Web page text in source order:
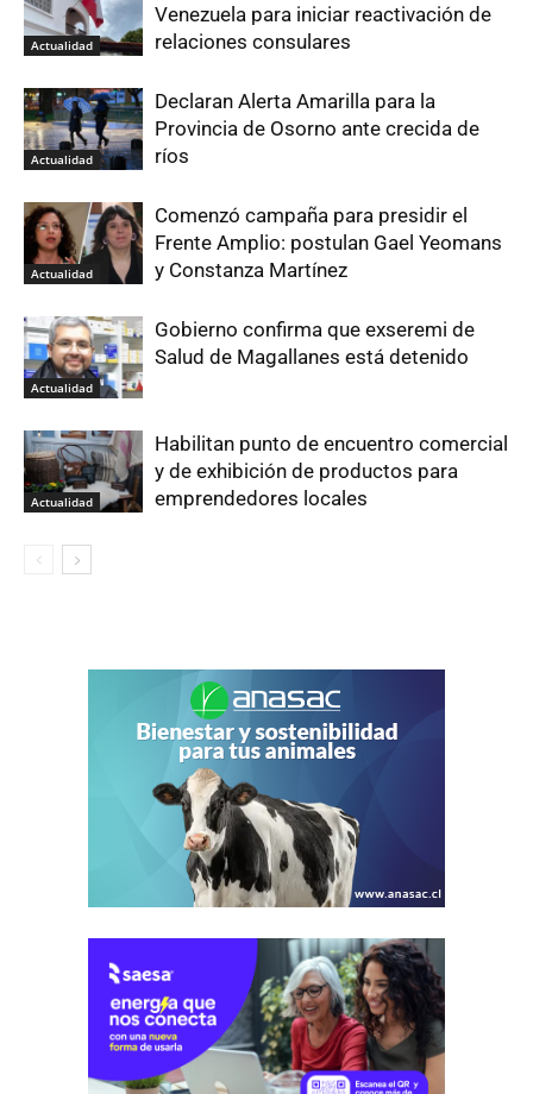
Actualidad
Venezuela para iniciar reactivación de
relaciones consulares
Actualidad
Declaran Alerta Amarilla para la
Provincia de Osorno ante crecida de
ríos
Actualidad
Comenzó campaña para presidir el
Frente Amplio: postulan Gael Yeomans
y Constanza Martínez
Actualidad
Gobierno confirma que exseremi de
Salud de Magallanes está detenido
Actualidad
Habilitan punto de encuentro comercial
y de exhibición de productos para
emprendedores locales